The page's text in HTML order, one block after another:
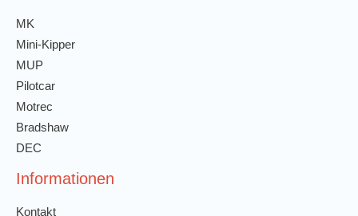
MK
Mini-Kipper
MUP
Pilotcar
Motrec
Bradshaw
DEC
Informationen
Kontakt